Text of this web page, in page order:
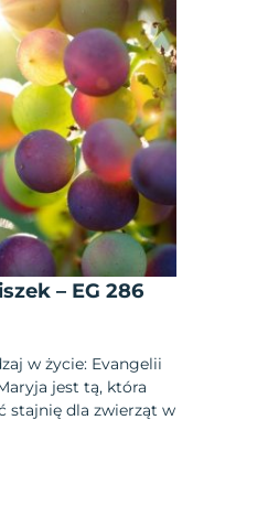
– EG 286
w życie: Evangelii
jest tą, która
stajnię dla zwierząt w